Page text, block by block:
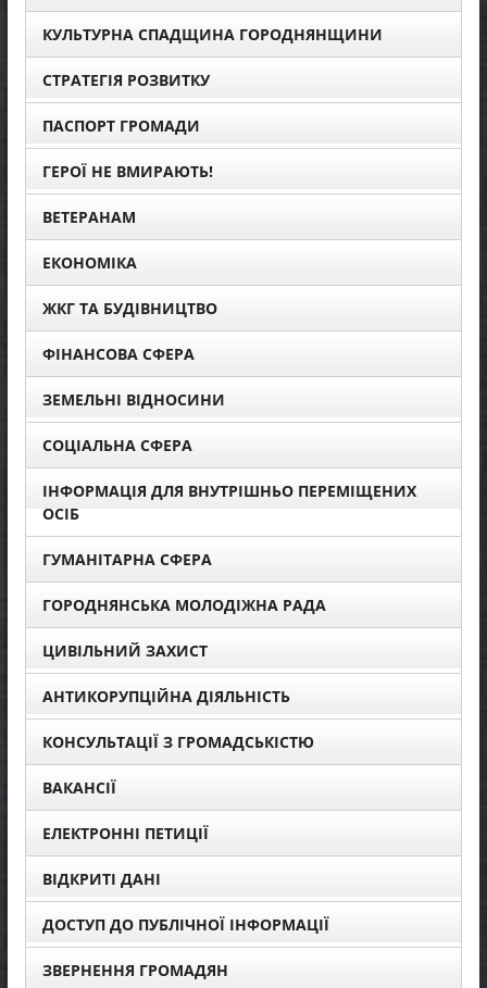
КУЛЬТУРНА СПАДЩИНА ГОРОДНЯНЩИНИ
СТРАТЕГІЯ РОЗВИТКУ
ПАСПОРТ ГРОМАДИ
ГЕРОЇ НЕ ВМИРАЮТЬ!
ВЕТЕРАНАМ
ЕКОНОМІКА
ЖКГ ТА БУДІВНИЦТВО
ФІНАНСОВА СФЕРА
ЗЕМЕЛЬНІ ВІДНОСИНИ
СОЦІАЛЬНА СФЕРА
ІНФОРМАЦІЯ ДЛЯ ВНУТРІШНЬО ПЕРЕМІЩЕНИХ
ОСІБ
ГУМАНІТАРНА СФЕРА
ГОРОДНЯНСЬКА МОЛОДІЖНА РАДА
ЦИВІЛЬНИЙ ЗАХИСТ
АНТИКОРУПЦІЙНА ДІЯЛЬНІСТЬ
КОНСУЛЬТАЦІЇ З ГРОМАДСЬКІСТЮ
ВАКАНСІЇ
ЕЛЕКТРОННІ ПЕТИЦІЇ
ВІДКРИТІ ДАНІ
ДОСТУП ДО ПУБЛІЧНОЇ ІНФОРМАЦІЇ
ЗВЕРНЕННЯ ГРОМАДЯН